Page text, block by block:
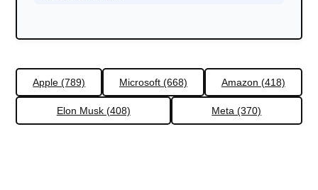
Apple (789) Microsoft (668) Amazon (418)
Elon Musk (408) Meta (370)